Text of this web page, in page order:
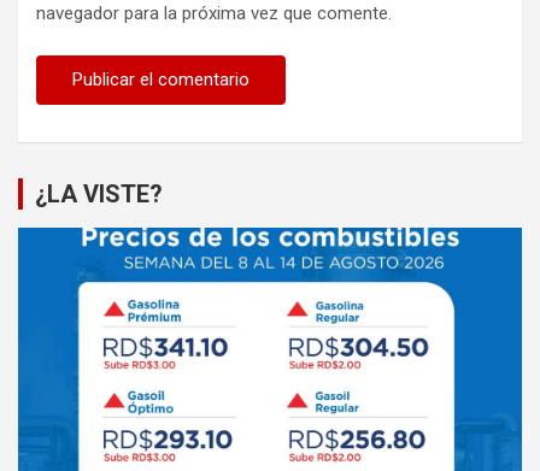
navegador para la próxima vez que comente.
¿LA VISTE?